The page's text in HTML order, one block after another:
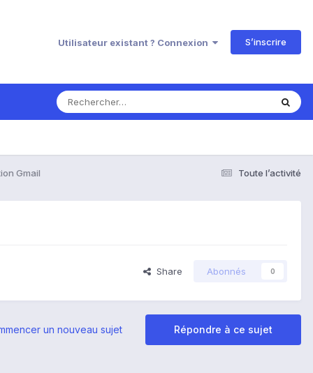
Utilisateur existant ? Connexion S’inscrire
Toute l’activité
Gmail
Share Abonnés 0
Répondre à ce sujet
un nouveau sujet